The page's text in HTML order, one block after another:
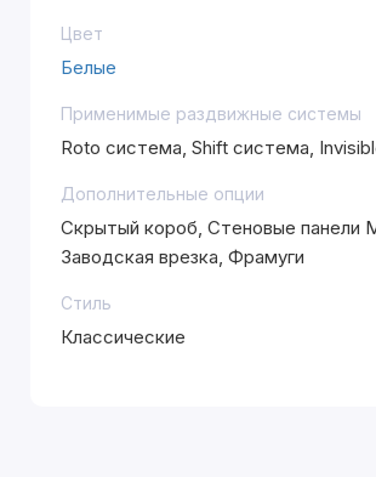
Цвет
Белые
Применимые раздвижные системы
Roto система, Shift система,
Дополнительные опции
Скрытый короб, Стеновые панели
Заводская врезка, Фрамуги
Стиль
Классические